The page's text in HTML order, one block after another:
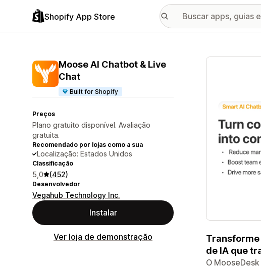
Shopify App Store
Moose AI Chatbot & Live
Chat
Built for Shopify
Preços
Plano gratuito disponível. Avaliação
gratuita.
Recomendado por lojas como a sua
Localização: Estados Unidos
Classificação
5,0 (452)
Desenvolvedor
Vegahub Technology Inc.
Instalar
Ver loja de demonstração
Galeria de
de IA que
O